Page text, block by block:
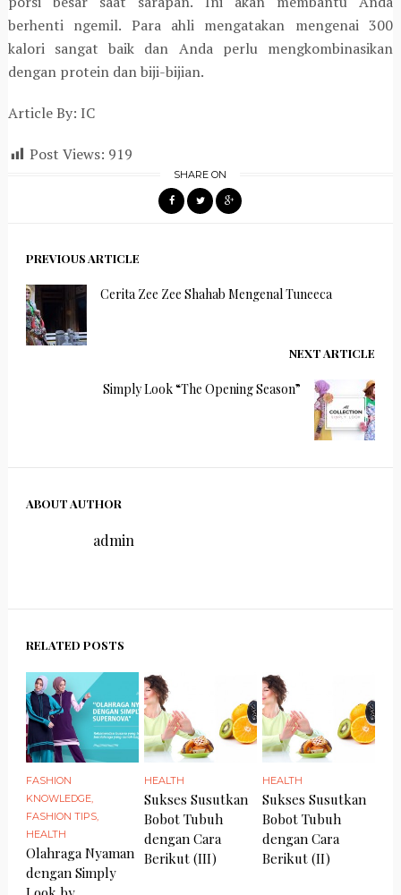
berhenti ngemil. Para ahli mengatakan mengenai 300
kalori sangat baik dan Anda perlu mengkombinasikan
dengan protein dan biji-bijian.
Article By: IC
Post Views: 919
SHARE ON
PREVIOUS ARTICLE
Cerita Zee Zee Shahab Mengenal Tuneeca
NEXT ARTICLE
Simply Look “The Opening Season”
ABOUT AUTHOR
admin
RELATED POSTS
FASHION
KNOWLEDGE,
FASHION TIPS,
HEALTH
Olahraga Nyaman
dengan Simply
HEALTH
Sukses Susutkan
Bobot Tubuh
dengan Cara
Berikut (III)
HEALTH
Sukses Susutkan
Bobot Tubuh
dengan Cara
Berikut (II)